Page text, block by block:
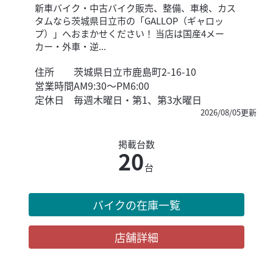
新車バイク・中古バイク販売、整備、車検、カス
タムなら茨城県日立市の「GALLOP（ギャロッ
プ）」へおまかせください！ 当店は国産4メー
カー・外車・逆...
住所
茨城県日立市鹿島町2-16-10
営業時間AM9:30～PM6:00
定休日
毎週木曜日・第1、第3水曜日
2026/08/05更新
掲載台数
20台
バイクの在庫一覧
店舗詳細